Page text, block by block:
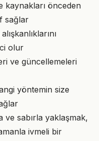
kaynakları önceden
sağlar
olur
ve güncellemeleri
yöntemin size
ve sabırla yaklaşmak,
ivmeli bir